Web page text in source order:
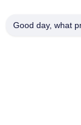
イベント
Good day, what